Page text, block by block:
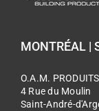
MONTRÉAL |
O.A.M.
4 Rue du Moulin
Saint-André-